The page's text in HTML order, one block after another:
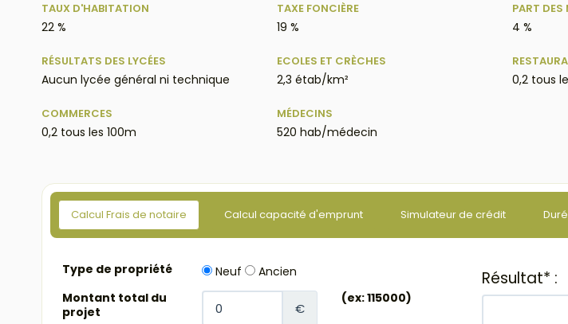
TAUX D'HABITATION
22 %
TAXE FONCIÈRE
19 %
PART DES
4 %
RÉSULTATS DES LYCÉES
Aucun lycée général ni technique
ECOLES ET CRÈCHES
2,3 étab/km² 0,2 tous
COMMERCES
0,2 tous les 100m
MÉDECINS
520 hab/médecin
Calcul Frais de notaire Calcul capacité d'emprunt Simulateur de crédit